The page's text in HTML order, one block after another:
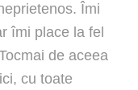
Îmi
îmi place la fel
de aceea
cu toate